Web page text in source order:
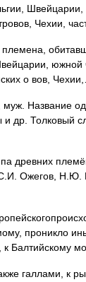
Швейцарии,
Чехии,
южной
о вов,
Название
и др. Толковый
древних
С.И. Ожегов,
проникло
к
галлами, к